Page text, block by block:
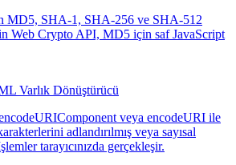
MD5, SHA-1, SHA-256 ve SHA-512
Web Crypto API, MD5 için saf JavaScript
Varlık Dönüştürücü
veya encodeURI ile
adlandırılmış veya sayısal
tarayıcınızda gerçekleşir.